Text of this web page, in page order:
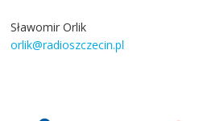
Sławomir Orlik
orlik@radioszczecin.pl